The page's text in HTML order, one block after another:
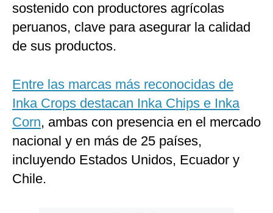
sostenido con productores agrícolas
peruanos, clave para asegurar la calidad
de sus productos.
Entre las marcas más reconocidas de
Inka Crops destacan Inka Chips e Inka
Corn, ambas con presencia en el mercado
nacional y en más de 25 países,
incluyendo Estados Unidos, Ecuador y
Chile.